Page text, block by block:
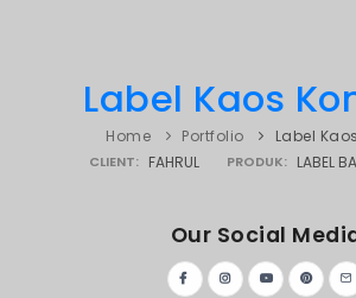
PORTOFOLIO
Label Kaos
Home Portfolio Label
CLIENT: FAHRUL PRODUK: LABEL
Our Social